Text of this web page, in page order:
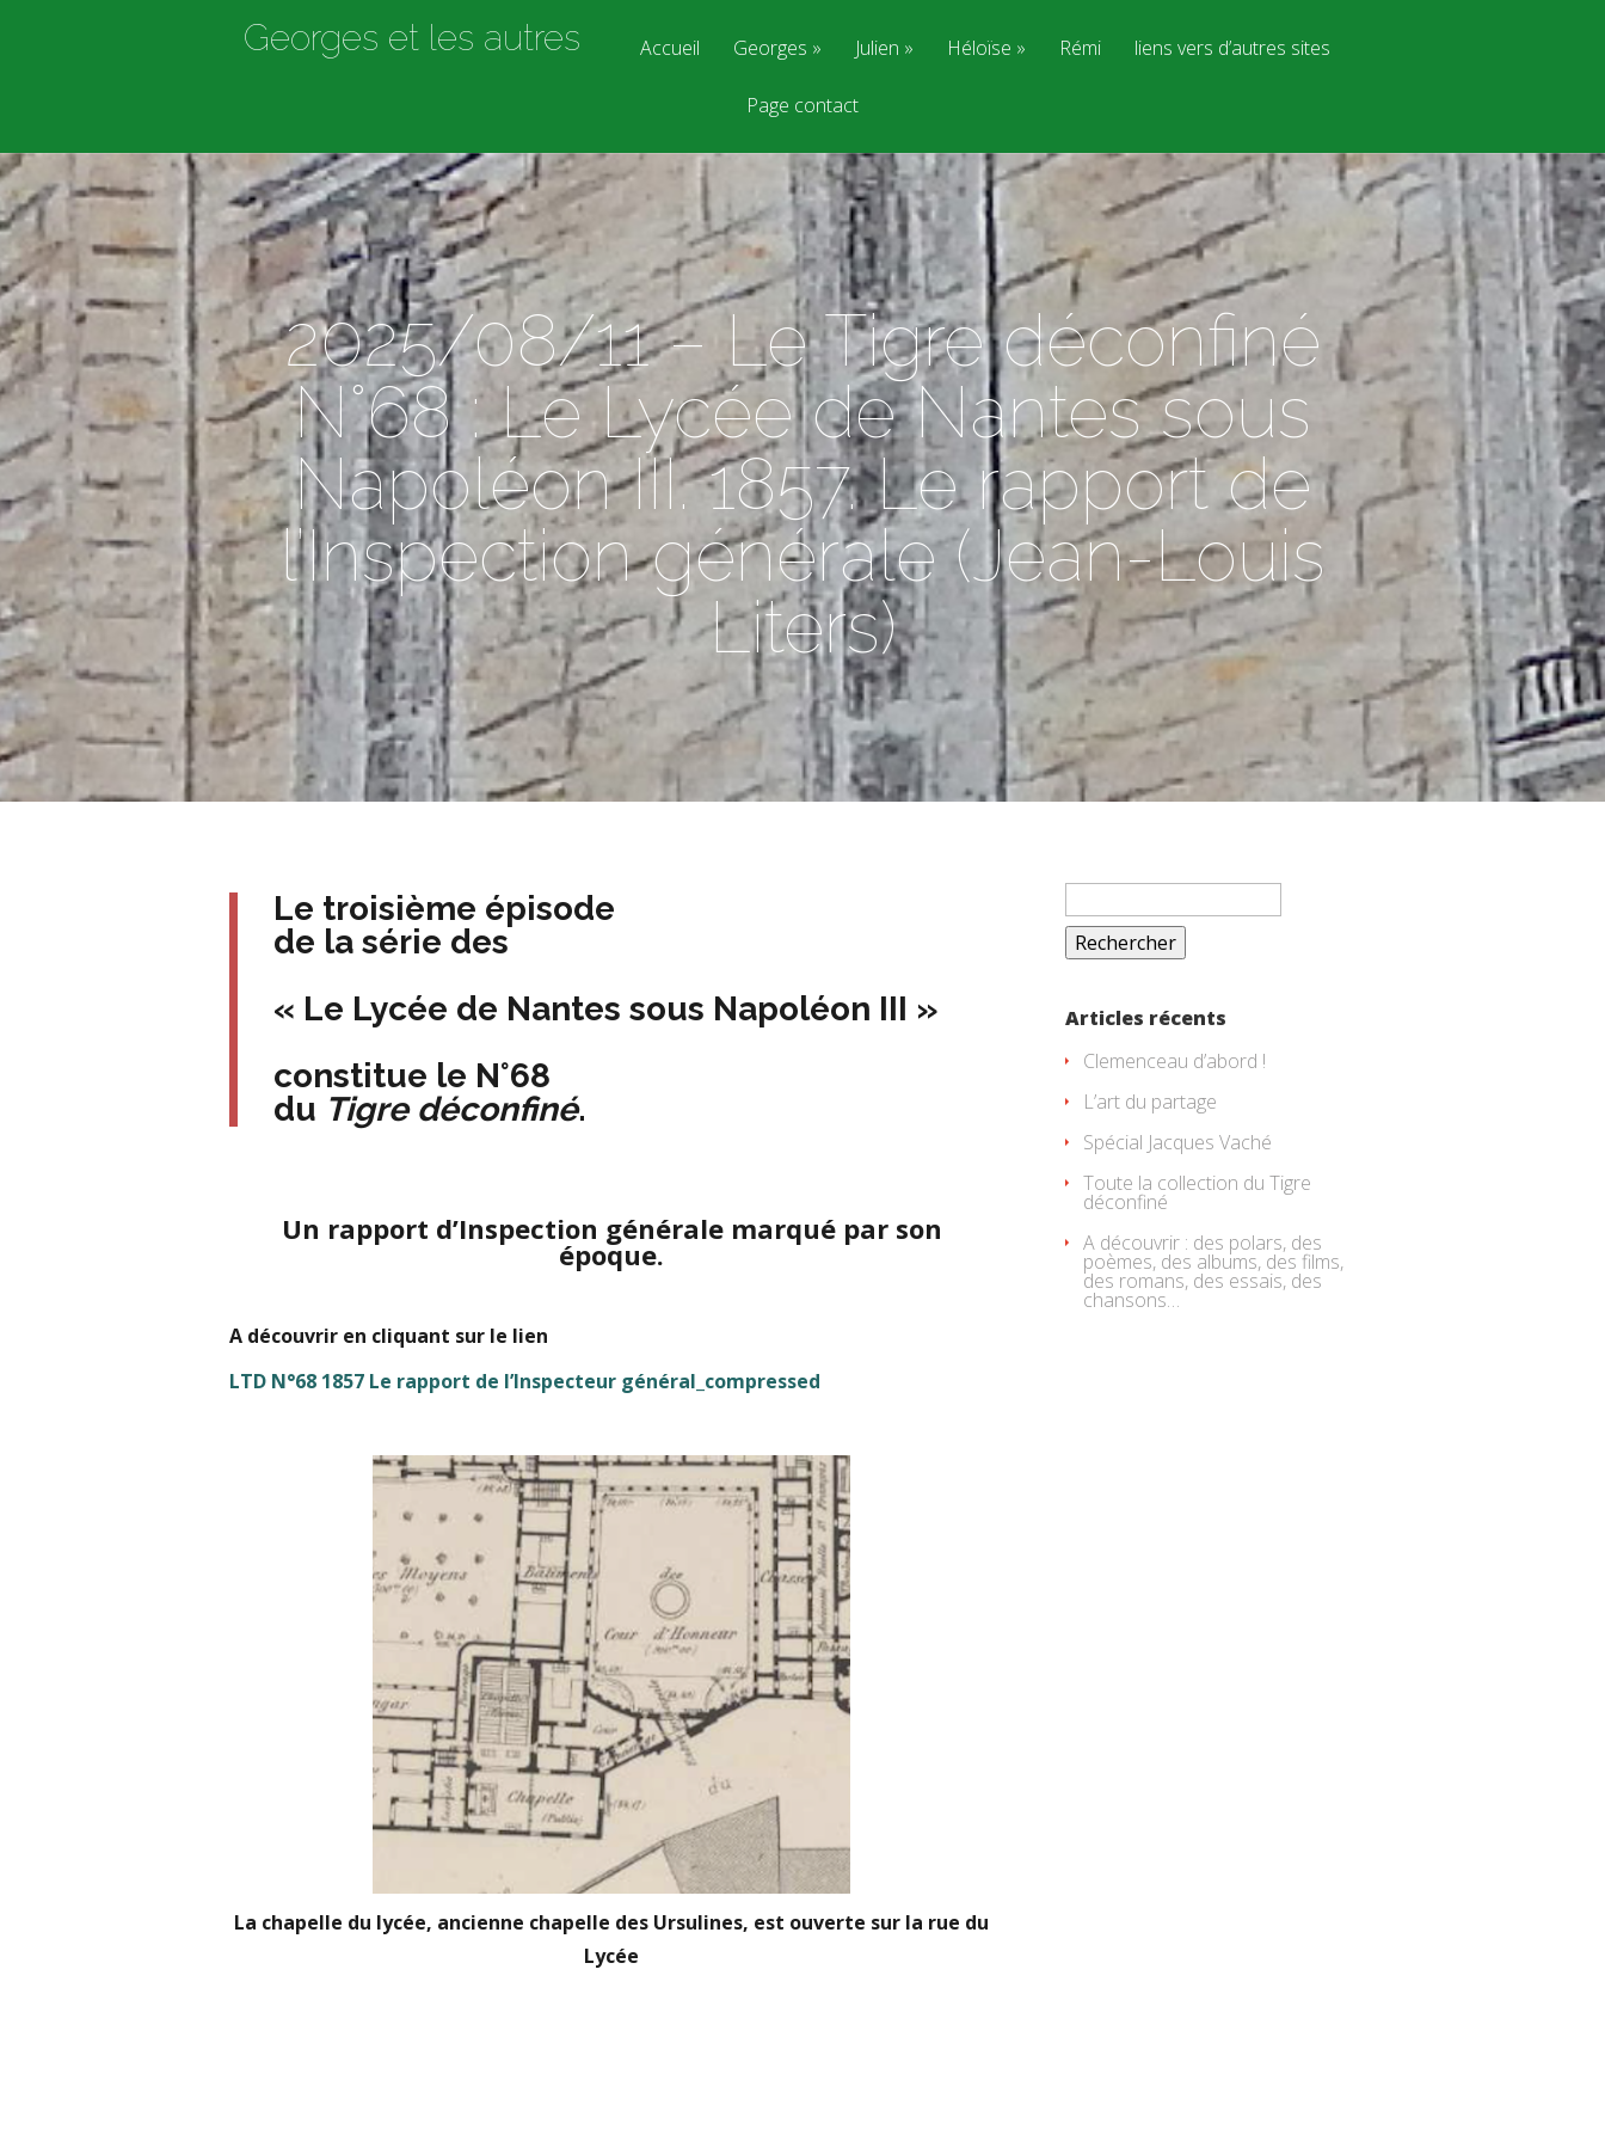
Georges et les autres Accueil Georges Julien Héloïse Rémi liens vers d’autres sites
Page contact
2025/08/11 – Le Tigre déconfiné
N°68 : Le Lycée de Nantes sous
Napoléon III. 1857. Le rapport de
l’Inspection générale (Jean-Louis
Liters)
Le troisième épisode
de la série des
« Le Lycée de Nantes sous Napoléon III »
constitue le N°68
du Tigre déconfiné.
Un rapport d’Inspection générale marqué par son
époque.
A découvrir en cliquant sur le lien
LTD N°68 1857 Le rapport de l’Inspecteur général_compressed
La chapelle du lycée, ancienne chapelle des Ursulines, est ouverte sur la rue du
Lycée
Rechercher :
Articles récents
Clemenceau d’abord !
L’art du partage
Spécial Jacques Vaché
Toute la collection du Tigre
déconfiné
A découvrir : des polars, des
poèmes, des albums, des films,
des romans, des essais, des
chansons…